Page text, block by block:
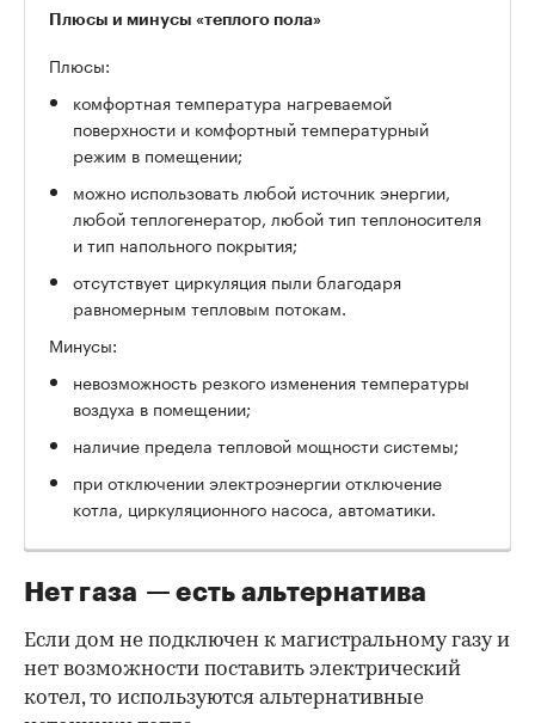
Плюсы и минусы «теплого пола»
Плюсы:
комфортная температура нагреваемой
поверхности и комфортный температурный
режим в помещении;
можно использовать любой источник энергии,
любой теплогенератор, любой тип теплоносителя
и тип напольного покрытия;
отсутствует циркуляция пыли благодаря
равномерным тепловым потокам.
Минусы:
невозможность резкого изменения температуры
воздуха в помещении;
наличие предела тепловой мощности системы;
при отключении электроэнергии отключение
котла, циркуляционного насоса, автоматики.
Нет газа — есть альтернатива
Если дом не подключен к магистральному газу и
нет возможности поставить электрический
котел, то используются альтернативные